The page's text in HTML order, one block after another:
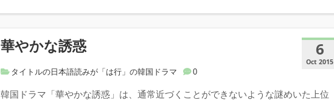
6
Oct 2015
華やかな誘惑
タイトルの日本語読みが「は行」の韓国ドラマ 0
韓国ドラマ「華やかな誘惑」は、通常近づくことができないような謎めいた上位